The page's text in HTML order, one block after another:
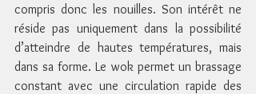
compris donc les nouilles. Son intérêt ne
réside pas uniquement dans la possibilité
d’atteindre de hautes températures, mais
dans sa forme. Le wok permet un brassage
constant avec une circulation rapide des